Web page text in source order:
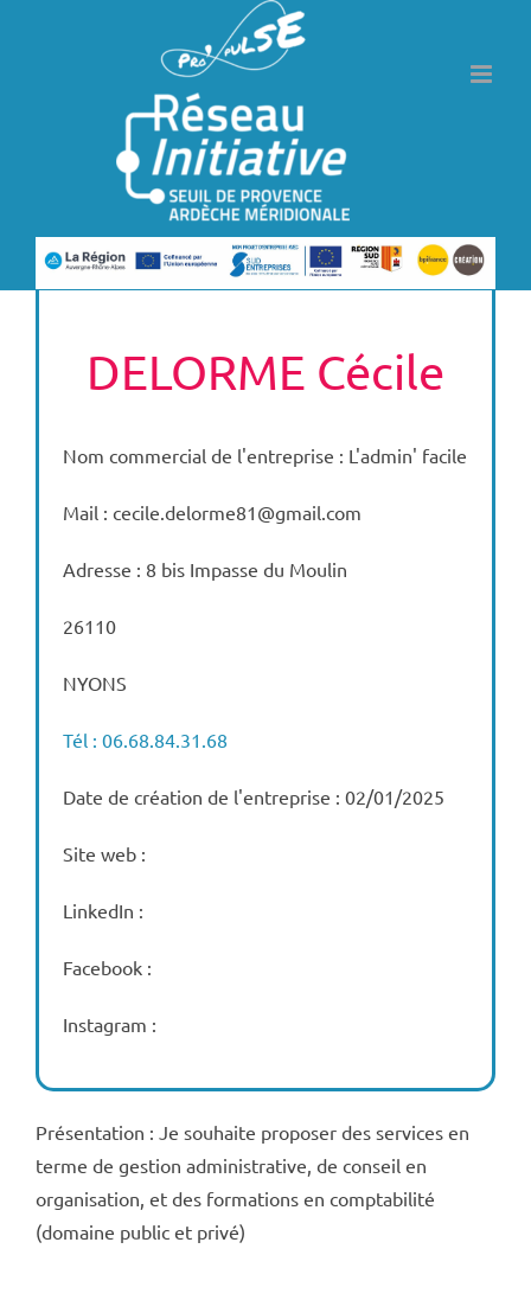
DELORME Cécile
Nom commercial de l'entreprise : L'admin' facile
Mail : cecile.delorme81@gmail.com
Adresse : 8 bis Impasse du Moulin
26110
NYONS
Tél : 06.68.84.31.68
Date de création de l'entreprise : 02/01/2025
Site web :
LinkedIn :
Facebook :
Instagram :
Présentation : Je souhaite proposer des services en
terme de gestion administrative, de conseil en
organisation, et des formations en comptabilité
(domaine public et privé)